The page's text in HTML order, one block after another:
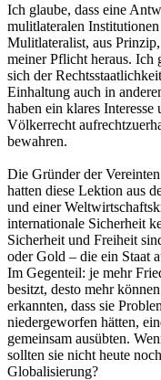
Ich glaube, dass eine
mulitlateralen
Mulitlateralist, aus
meiner Pflicht heraus. Ich
sich der
Einhaltung auch in
haben ein klares
Völkerrecht
bewahren.
Die Gründer der
hatten diese Lektion aus
und einer
internationale Sicherheit
Sicherheit und Freiheit
oder Gold – die ein Staat
Im Gegenteil: je mehr
besitzt, desto mehr
erkannten, dass sie
niedergeworfen hätten,
gemeinsam ausübten.
sollten sie nicht heute
Globalisierung?